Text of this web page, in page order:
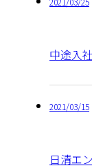
中途入
2021/03/15
日清エ